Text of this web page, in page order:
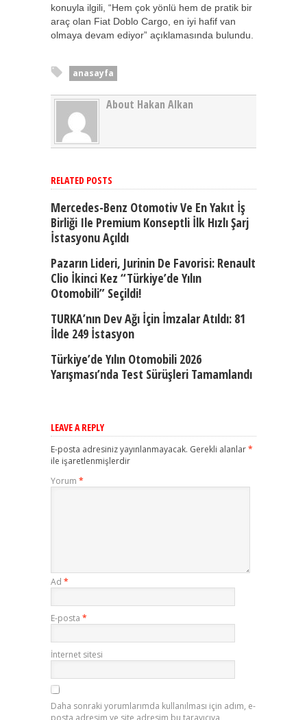
konuyla ilgili, “Hem çok yönlü hem de pratik bir
araç olan Fiat Doblo Cargo, en iyi hafif van
olmaya devam ediyor” açıklamasında bulundu.
anasayfa
About Hakan Alkan
RELATED POSTS
Mercedes-Benz Otomotiv Ve En Yakıt İş
Birliği Ile Premium Konseptli İlk Hızlı Şarj
İstasyonu Açıldı
Pazarın Lideri, Jurinin De Favorisi: Renault
Clio İkinci Kez “Türkiye’de Yılın
Otomobili” Seçildi!
TURKA’nın Dev Ağı İçin İmzalar Atıldı: 81
İlde 249 İstasyon
Türkiye’de Yılın Otomobili 2026
Yarışması’nda Test Sürüşleri Tamamlandı
LEAVE A REPLY
E-posta adresiniz yayınlanmayacak. Gerekli alanlar*
ile işaretlenmişlerdir
Yorum *
Ad *
E-posta *
İnternet sitesi
Daha sonraki yorumlarımda kullanılması için adım, e-
posta adresim ve site adresim bu tarayıcıya